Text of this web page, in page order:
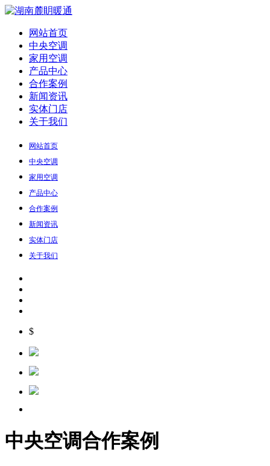
网站首页
中央空调
家用空调
产品中心
合作案例
新闻资讯
实体门店
关于我们
网站首页
中央空调
家用空调
产品中心
合作案例
新闻资讯
实体门店
关于我们
$
中央空调合作案例